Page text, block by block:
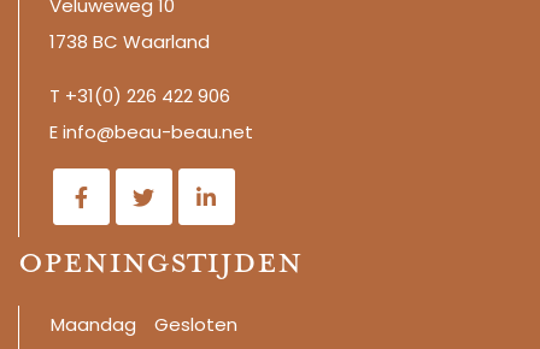
Veluweweg 10
1738 BC Waarland
T +31(0) 226 422 906
Einfo@beau-beau.net
Openingstijden
Maandag
Gesloten